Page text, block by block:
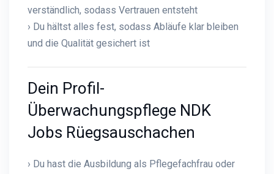
verständlich, sodass Vertrauen entsteht
› Du hältst alles fest, sodass Abläufe klar bleiben
und die Qualität gesichert ist
Dein Profil-
Überwachungspflege NDK
Jobs Rüegsauschachen
› Du hast die Ausbildung als Pflegefachfrau oder